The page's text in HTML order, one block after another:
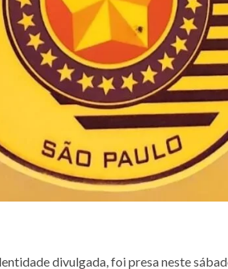
divulgada, foi presa neste